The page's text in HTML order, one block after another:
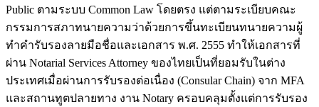
Public ตามระบบ Common Law โดยตรง แต่ตามระเบียบคณะ
กรรมการสภาทนายความว่าด้วยการขึ้นทะเบียนทนายความผู้
ทำคำรับรองลายมือชื่อและเอกสาร พ.ศ. 2555 ทำให้เอกสารที่
ผ่าน Notarial Services Attorney ของไทยเป็นที่ยอมรับในต่าง
ประเทศเมื่อผ่านการรับรองต่อเนื่อง (Consular Chain) จาก MFA
และสถานทูตปลายทาง งาน Notary ครอบคลุมตั้งแต่การรับรอง